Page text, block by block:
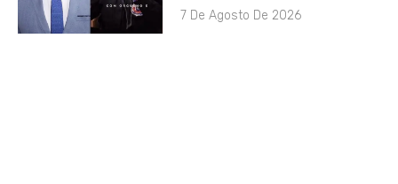
7 De Agosto De 2026